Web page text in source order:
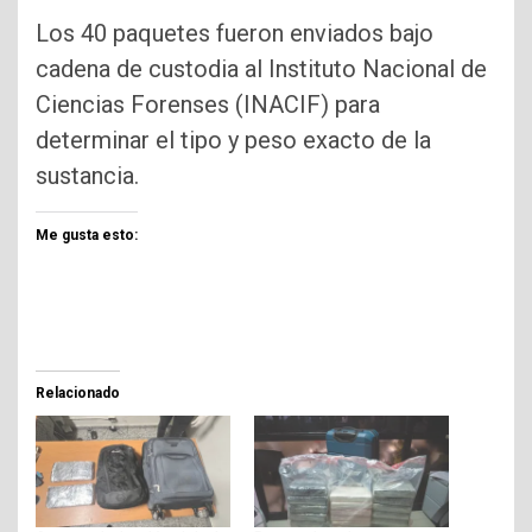
Los 40 paquetes fueron enviados bajo
cadena de custodia al Instituto Nacional de
Ciencias Forenses (INACIF) para
determinar el tipo y peso exacto de la
sustancia.
Me gusta esto:
Relacionado